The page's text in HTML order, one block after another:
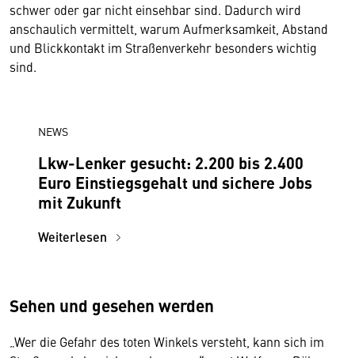
schwer oder gar nicht einsehbar sind. Dadurch wird
anschaulich vermittelt, warum Aufmerksamkeit, Abstand
und Blickkontakt im Straßenverkehr besonders wichtig
sind.
NEWS
Lkw-Lenker gesucht: 2.200 bis 2.400
Euro Einstiegsgehalt und sichere Jobs
mit Zukunft
Weiterlesen
Sehen und gesehen werden
„Wer die Gefahr des toten Winkels versteht, kann sich im